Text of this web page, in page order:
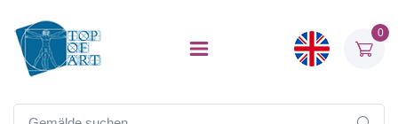
0